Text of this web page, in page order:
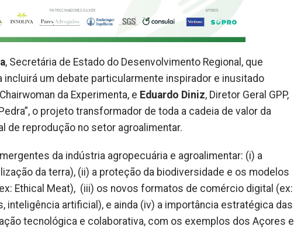
, Secretária de Estado do Desenvolvimento Regional, que
um debate particularmente inspirador e inusitado
da Experimenta, e Eduardo Diniz, Diretor Geral GPP,
o projeto transformador de toda a cadeia de valor da
de reprodução no setor agroalimentar.
da indústria agropecuária e agroalimentar: (i) a
da terra), (ii) a proteção da biodiversidade e os modelos
Ethical Meat), (iii) os novos formatos de comércio digital (ex:
inteligência artificial), e ainda (iv) a importância estratégica das
tecnológica e colaborativa, com os exemplos dos Açores e